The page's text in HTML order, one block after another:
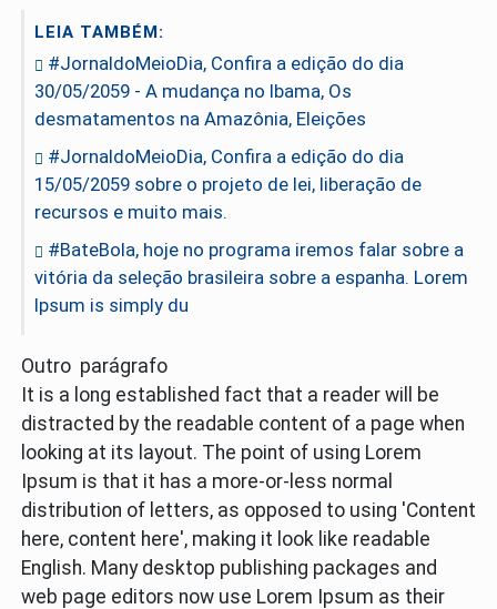
LEIA TAMBÉM:
#JornaldoMeioDia, Confira a edição do dia
30/05/2059 - A mudança no Ibama, Os
desmatamentos na Amazônia, Eleições
#JornaldoMeioDia, Confira a edição do dia
15/05/2059 sobre o projeto de lei, liberação de
recursos e muito mais.
#BateBola, hoje no programa iremos falar sobre a
vitória da seleção brasileira sobre a espanha. Lorem
Ipsum is simply du
Outro parágrafo
It is a long established fact that a reader will be
distracted by the readable content of a page when
looking at its layout. The point of using Lorem
Ipsum is that it has a more-or-less normal
distribution of letters, as opposed to using 'Content
here, content here', making it look like readable
English. Many desktop publishing packages and
web page editors now use Lorem Ipsum as their